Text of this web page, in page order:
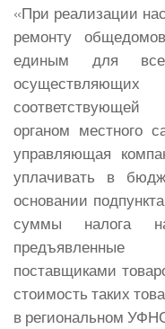
«При реализации
ремонту
единым для
органом местного
управляющая
уплачивать в
основании
суммы налога
поставщиками
стоимость таких
в региональном